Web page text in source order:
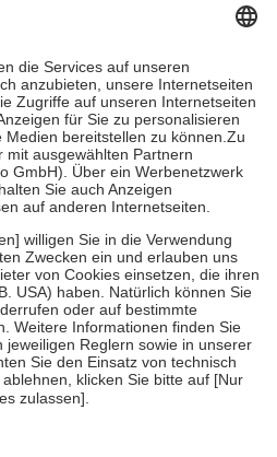
Zuzahlungen in Höhe von zehn
jedoch nie mehr als die tatsächlichen
auch für Online-Apotheken.
Krankenpflege beträgt die
sowie zehn Euro je
für ihre eigene Gesundheit zu
der Familie zu unterstützen,
zum vollendeten 18. Lebensjahr
und Früherkennung, die von der